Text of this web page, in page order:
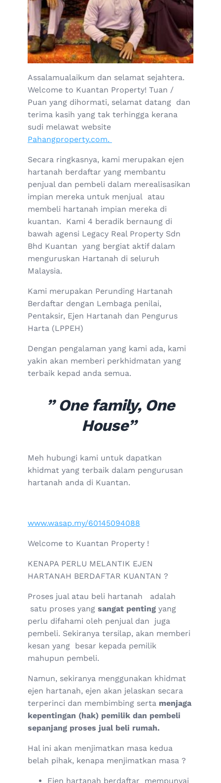
Assalamualaikum dan selamat sejahtera.
Welcome to Kuantan Property! Tuan /
Puan yang dihormati, selamat datang dan
terima kasih yang tak terhingga kerana
sudi melawat website
Pahangproperty.com.
Secara ringkasnya, kami merupakan ejen
hartanah berdaftar yang membantu
penjual dan pembeli dalam merealisasikan
impian mereka untuk menjual atau
membeli hartanah impian mereka di
kuantan. Kami 4 beradik bernaung di
bawah agensi Legacy Real Property Sdn
Bhd Kuantan yang bergiat aktif dalam
menguruskan Hartanah di seluruh
Malaysia.
Kami merupakan Perunding Hartanah
Berdaftar dengan Lembaga penilai,
Pentaksir, Ejen Hartanah dan Pengurus
Harta (LPPEH)
Dengan pengalaman yang kami ada, kami
yakin akan memberi perkhidmatan yang
terbaik kepad anda semua.
” One family, One
House”
Meh hubungi kami untuk dapatkan
khidmat yang terbaik dalam pengurusan
hartanah anda di Kuantan.
www.wasap.my/60145094088
Welcome to Kuantan Property !
KENAPA PERLU MELANTIK EJEN
HARTANAH BERDAFTAR KUANTAN ?
Proses jual atau beli hartanah adalah
satu proses yang sangat penting yang
perlu difahami oleh penjual dan juga
pembeli. Sekiranya tersilap, akan memberi
kesan yang besar kepada pemilik
mahupun pembeli.
Namun, sekiranya menggunakan khidmat
ejen hartanah, ejen akan jelaskan secara
terperinci dan membimbing serta menjaga
kepentingan (hak) pemilik dan pembeli
sepanjang proses jual beli rumah.
Hal ini akan menjimatkan masa kedua
belah pihak, kenapa menjimatkan masa ?
Ejen hartanah berdaftar mempunyai